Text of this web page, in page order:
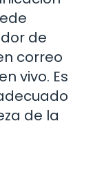
de
correo
vivo. Es
de la